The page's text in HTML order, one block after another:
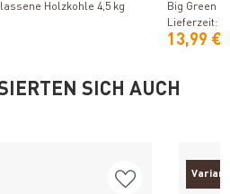
Holzkohle 4,5 kg
Big Green
Lieferzeit: 1
13,99 €
SICH AUCH